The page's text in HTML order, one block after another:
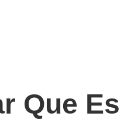
Que Es